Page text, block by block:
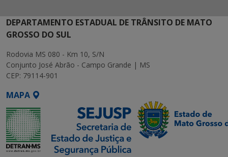
DEPARTAMENTO ESTADUAL DE TRÂNSITO DE MATO
GROSSO DO SUL
Rodovia MS 080 - Km 10, S/N
Conjunto José Abrão - Campo Grande | MS
CEP: 79114-901
MAPA